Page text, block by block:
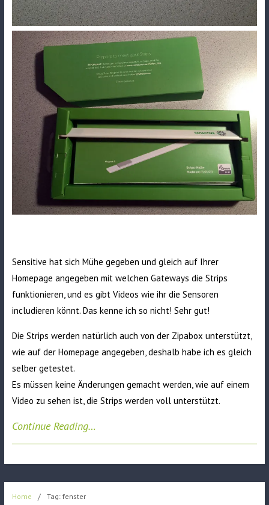
Sensitive hat sich Mühe gegeben und gleich auf Ihrer
Homepage angegeben mit welchen Gateways die Strips
funktionieren, und es gibt Videos wie ihr die Sensoren
includieren könnt. Das kenne ich so nicht! Sehr gut!
Die Strips werden natürlich auch von der Zipabox unterstützt,
wie auf der Homepage angegeben, deshalb habe ich es gleich
selber getestet.
Es müssen keine Änderungen gemacht werden, wie auf einem
Video zu sehen ist, die Strips werden voll unterstützt.
Continue Reading…
Home / Tag: fenster